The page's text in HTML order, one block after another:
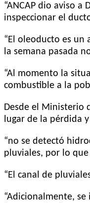
“ANCAP dio aviso a
inspeccionar el
“El oleoducto es
la semana pasada
“Al momento la
combustible a la
Desde el Ministerio
lugar de la pérdida
“no se detectó
pluviales, por lo
“El canal de
“Adicionalmente,